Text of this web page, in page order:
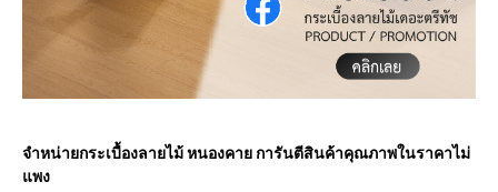
จำหน่ายกระเบื้องลายไม้หนองคายการันตีสินค้าคุณภาพในราคาไม่
แพง